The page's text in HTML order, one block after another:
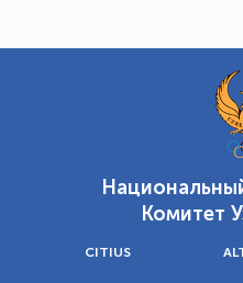
Комитет
CITIUS